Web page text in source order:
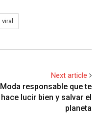
viral
Next article
Moda responsable que te
hace lucir bien y salvar el
planeta